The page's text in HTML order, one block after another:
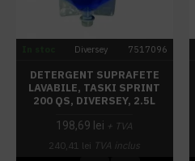
Diversey 7517096
DETERGENT SUPRAFETE
LAVABILE, TASKI SPRINT
200 QS, DIVERSEY, 2.5L
198,69 lei + TVA
240,41 lei TVA inclus